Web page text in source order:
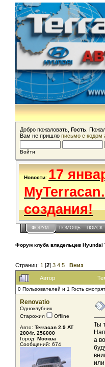
Добро пожаловать, Гость .
Вам не пришло письмо с кодом
Войти
Новости: 17
создания!
ФОРУМ ПОМОЩЬ ПОИСК
Форум клуба владельцев Hyundai
Страниц: 1 [2] 3 4 5 Вниз
Автор
0 Пользователей и 1 Гость
Renovatio
Одноклубник
Старожил
Offline
Авто: Terracan 2.9 AT
2004г. 256000
Город: Москва
Сообщений: 674
Ты
а